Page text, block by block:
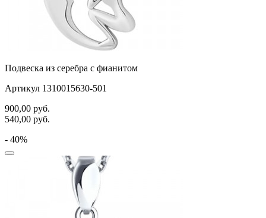
Подвеска из серебра с фианитом
Артикул 1310015630-501
900,00 руб.
540,00 руб.
- 40%